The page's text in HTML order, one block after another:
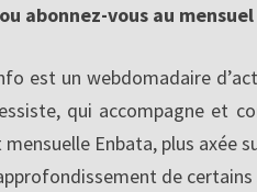
ou abonnez-vous au
est un webdomadaire
qui accompagne et
Enbata, plus axée
de certains